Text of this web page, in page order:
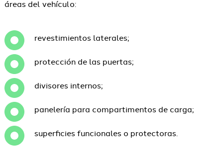
áreas del vehículo:
revestimientos laterales;
protección de las puertas;
divisores internos;
panelería para compartimentos de carga;
superficies funcionales o protectoras.